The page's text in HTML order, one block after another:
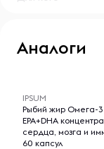
Аналоги
IPSUM
Рыбий жир Омега-3
EPA+DHA
сердца, мозга и
60 капсул